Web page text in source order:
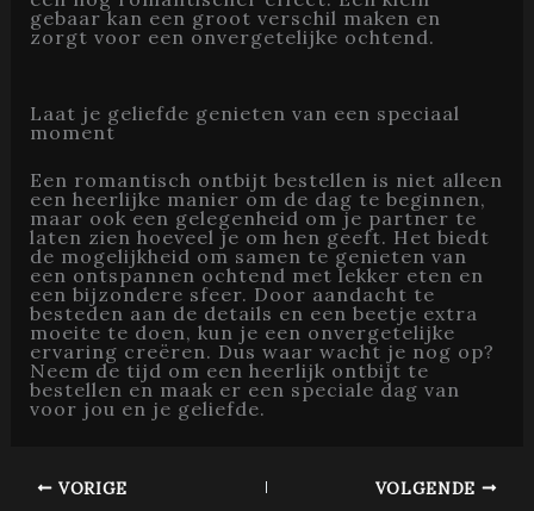
gebaar kan een groot verschil maken en
zorgt voor een onvergetelijke ochtend.
Laat je geliefde genieten van een speciaal
moment
Een romantisch ontbijt bestellen is niet alleen
een heerlijke manier om de dag te beginnen,
maar ook een gelegenheid om je partner te
laten zien hoeveel je om hen geeft. Het biedt
de mogelijkheid om samen te genieten van
een ontspannen ochtend met lekker eten en
een bijzondere sfeer. Door aandacht te
besteden aan de details en een beetje extra
moeite te doen, kun je een onvergetelijke
ervaring creëren. Dus waar wacht je nog op?
Neem de tijd om een heerlijk ontbijt te
bestellen en maak er een speciale dag van
voor jou en je geliefde.
VORIGE VOLGENDE